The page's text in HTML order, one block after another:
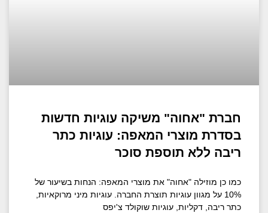
חברת "אחוה" משיקה עוגיות חדשות
בסדרת מוצרי המאפה: עוגיות כתר
ריבה ללא תוספת סוכר
כמו כן מוזילה "אחוה" את מוצרי המאפה: הנחות בשיעור של
10% על מגוון עוגיות תוצרת החברה. עוגיות מיני מרוקאיות,
כתר ריבה, דקליות, עוגיות שוקולד צ'יפס